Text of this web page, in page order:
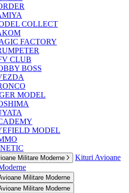
COLLECT
FACTORY
CLUB
BOSS
MODEL
MODEL
Militare Moderne
Kituri Avioane
Militare Moderne
Militare Moderne